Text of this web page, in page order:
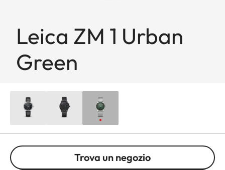
Leica ZM 1 Urban
Green
Trova un negozio